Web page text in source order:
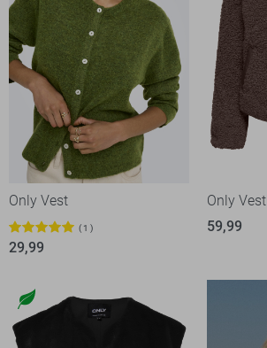
Only Vest
1
29,99
Only Vest
59,99